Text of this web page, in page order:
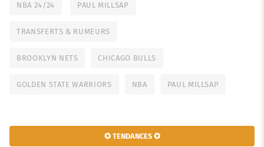
NBA 24/24 PAUL MILLSAP
TRANSFERTS & RUMEURS
BROOKLYN NETS CHICAGO BULLS
GOLDEN STATE WARRIORS NBA PAUL MILLSAP
✪ TENDANCES ✪